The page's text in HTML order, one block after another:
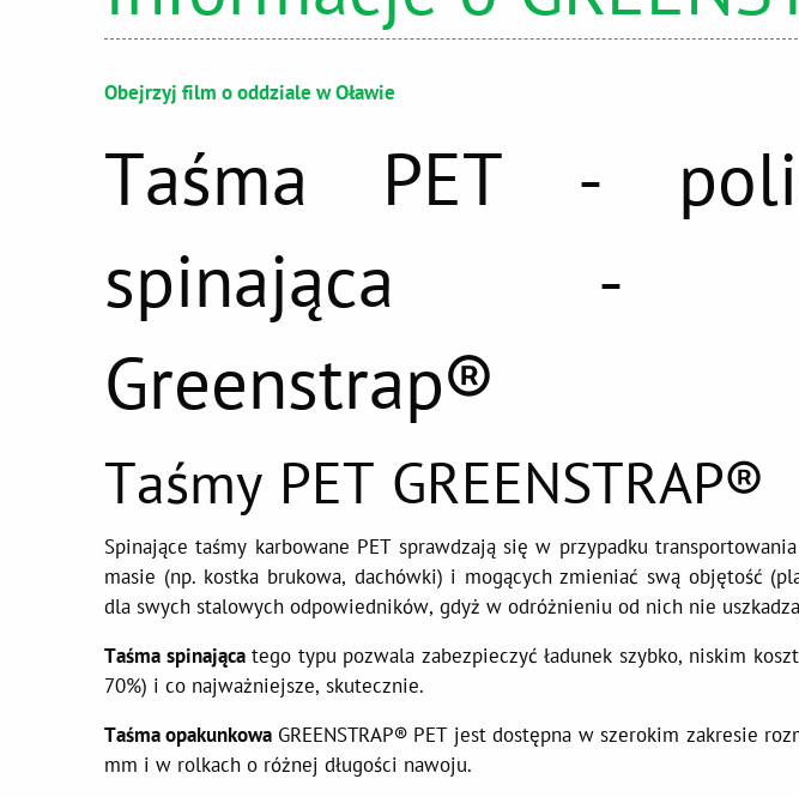
Obejrzyj film o oddziale w Oławie
Taśma PET -
spinająca -
Greenstrap®
Taśmy PET GREENSTRAP®
Spinające taśmy karbowane PET sprawdzają się w przypadku
masie (np. kostka brukowa, dachówki) i mogących zmieniać swą objętość
dla swych stalowych odpowiedników, gdyż w odróżnieniu od nich nie
Taśma spinającatego typu pozwala zabezpieczyć ładunek szybko, niskim
70%) i co najważniejsze, skutecznie.
Taśma opakunkowa GREENSTRAP® PET jest dostępna w szerokim zakresie
mm i w rolkach o różnej długości nawoju.